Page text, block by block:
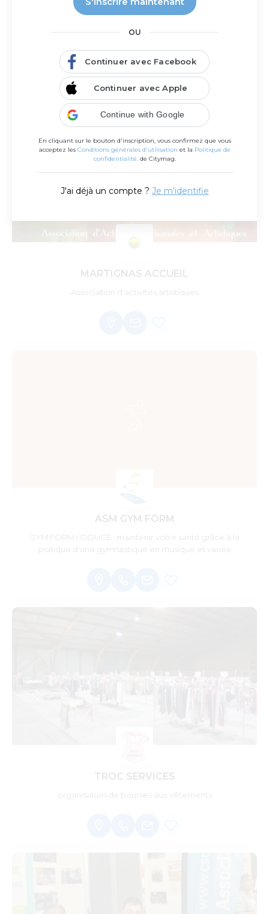
QIGONG ASM
Section de l'Association Sportive de Martignas - Qi Gong
MARTIGNAS ACCUEIL
Association d'activités artistiques
ASM GYM FORM
GYM FORM / DOUCE : maintenir votre santé grâce à la
pratique d'une gymnastique en musique et variée
TROC SERVICES
organisation de bourses aux vêtements
OU
Continuer avec Facebook
Continuer avec Apple
Continue with Google
En cliquant sur le bouton d'inscription, vous confirmez que vous
acceptez les Conditions générales d'utilisation et la Politique de
confidentialité. de Citymag.
J'ai déjà un compte ? Je m'identifie